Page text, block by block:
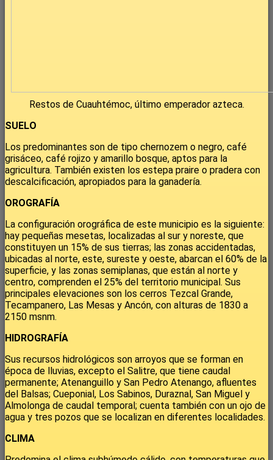
Restos de Cuauhtémoc, último emperador azteca.
SUELO
Los predominantes son de tipo chernozem o negro, café
grisáceo, café rojizo y amarillo bosque, aptos para la
agricultura. También existen los estepa praire o pradera con
descalcificación, apropiados para la ganadería.
OROGRAFÍA
La configuración orográfica de este municipio es la siguiente:
hay pequeñas mesetas, localizadas al sur y noreste, que
constituyen un 15% de sus tierras; las zonas accidentadas,
ubicadas al norte, este, sureste y oeste, abarcan el 60% de la
superficie, y las zonas semiplanas, que están al norte y
centro, comprenden el 25% del territorio municipal. Sus
principales elevaciones son los cerros Tezcal Grande,
Tecampanero, Las Mesas y Ancón, con alturas de 1830 a
2150 msnm.
HIDROGRAFÍA
Sus recursos hidrológicos son arroyos que se forman en
época de lluvias, excepto el Salitre, que tiene caudal
permanente; Atenanguillo y San Pedro Atenango, afluentes
del Balsas; Cueponial, Los Sabinos, Duraznal, San Miguel y
Almolonga de caudal temporal; cuenta también con un ojo de
agua y tres pozos que se localizan en diferentes localidades.
CLIMA